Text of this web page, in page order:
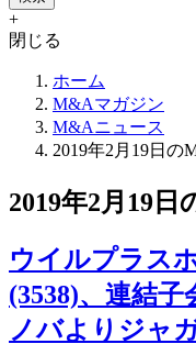
+
閉じる
ホーム
M&Aマガジン
M&Aニュース
2019年2月19日の
2019年2月19
ウイルプラス
(3538)、連結
ノバよりジャ